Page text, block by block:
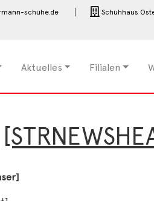
schuhe.de Schuhhaus
Aktuelles Filialen